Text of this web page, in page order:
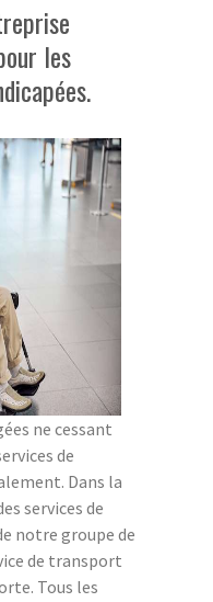
les
ne cessant
de
Dans la
services de
notre groupe de
de transport
Tous les